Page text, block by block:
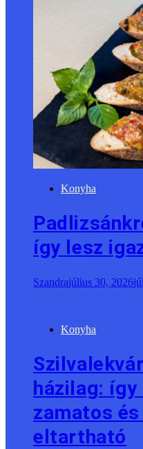
Konyha
így lesz
Szandrajúlius 30, 2026
Konyha
házilag: így
zamatos
eltartható